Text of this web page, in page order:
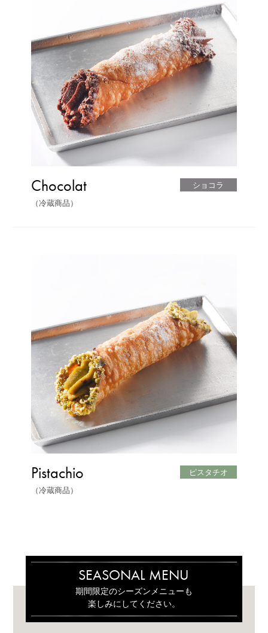
Chocolat ショコラ
（冷蔵商品）
Pistachio ピスタチオ
（冷蔵商品）
SEASONAL MENU
期間限定のシーズンメニューも
楽しみにしてください。